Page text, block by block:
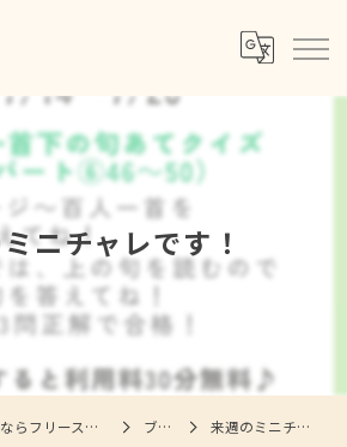
ニチャレです！
北海道岩見沢市の塾ならフリースタイル自習室each ブログ 来週のミニチャレです！